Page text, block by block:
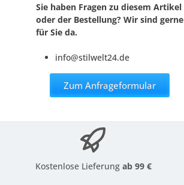
Sie haben Fragen zu diesem Artikel
oder der Bestellung? Wir sind gerne
für Sie da.
info@stilwelt24.de
Zum Anfrageformular
Kostenlose Lieferungab 99 €